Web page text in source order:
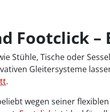
Footclick
Stühle, Tische oder
Gleitersysteme
.
wegen seiner